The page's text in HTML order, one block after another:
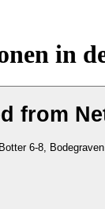
in
from
Botter 6-8, Bodegraven